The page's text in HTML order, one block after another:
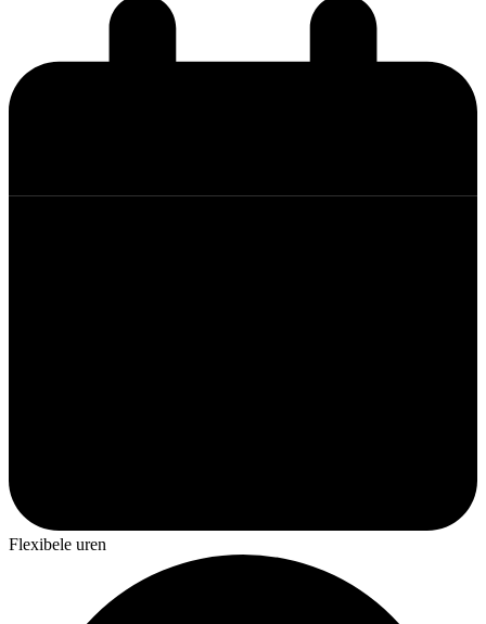
Flexibele uren